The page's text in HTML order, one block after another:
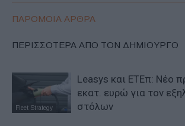
ΠΑΡΟΜΟΙΑ ΑΡΘΡΑ
ΠΕΡΙΣΣΟΤΕΡΑ ΑΠΟ ΤΟΝ ΔΗΜΙΟΥΡΓΟ
Fleet Strategy
Leasys και ΕΤΕπ: Νέο
εκατ. ευρώ για τον
στόλων